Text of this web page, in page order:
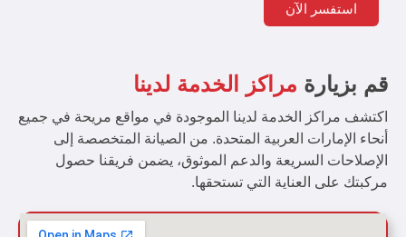
استفسر الآن
قم بزيارة مراكز الخدمة لدينا
اكتشف مراكز الخدمة لدينا الموجودة في مواقع مريحة في جميع
أنحاء الإمارات العربية المتحدة. من الصيانة المتخصصة إلى
الإصلاحات السريعة والدعم الموثوق، يضمن فريقنا حصول
مركبتك على العناية التي تستحقها.